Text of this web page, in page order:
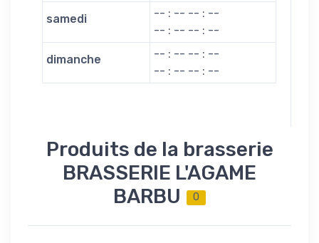
samedi
-- : -- -- : --
-- : -- -- : --
dimanche
-- : -- -- : --
-- : -- -- : --
Produits de la brasserie
BRASSERIE L'AGAME
BARBU
0